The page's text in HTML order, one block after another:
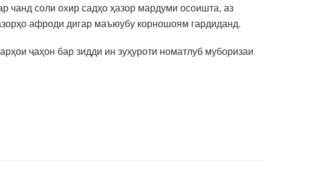
чанд соли охир садҳо ҳазор мардуми осоишта, аз
афроди дигар маъюубу корношоям гардиданд.
ҷаҳон бар зидди ин зуҳуроти номатлуб муборизаи